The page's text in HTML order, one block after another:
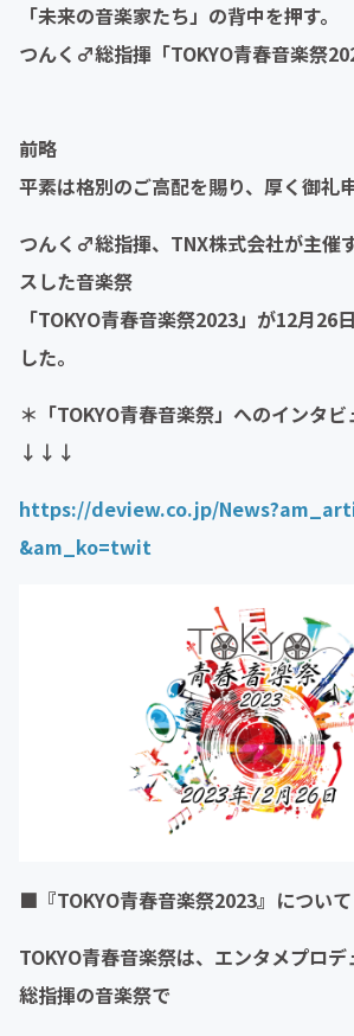
「未来の音楽家たち」の背中を押す。
つんく♂総指揮「TOKYO青春音楽祭
前略
平素は格別のご高配を賜り、厚く御礼
つんく♂総指揮、TNX株式会社が主催
スした音楽祭
「TOKYO青春音楽祭2023」が12月26
した。
＊「TOKYO青春音楽祭」へのインタ
↓↓↓
https://deview.co.jp/
&am_ko=twit
■『TOKYO青春音楽祭2023』について
TOKYO青春音楽祭は、エンタメプロ
総指揮の音楽祭で